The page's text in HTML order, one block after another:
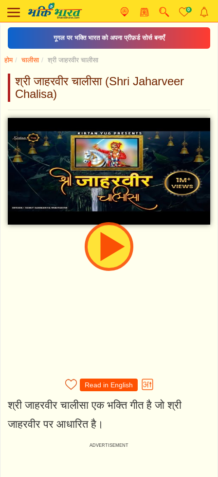
0
गूगल पर भक्ति भारत को अपना प्रीफ़र्ड सोर्स बनाएँ
होम चालीसा श्री जाहरवीर चालीसा
श्री जाहरवीर चालीसा (Shri Jaharveer
Chalisa)
Read in English
श्री जाहरवीर चालीसा एक भक्ति गीत है जो श्री
जाहरवीर पर आधारित है।